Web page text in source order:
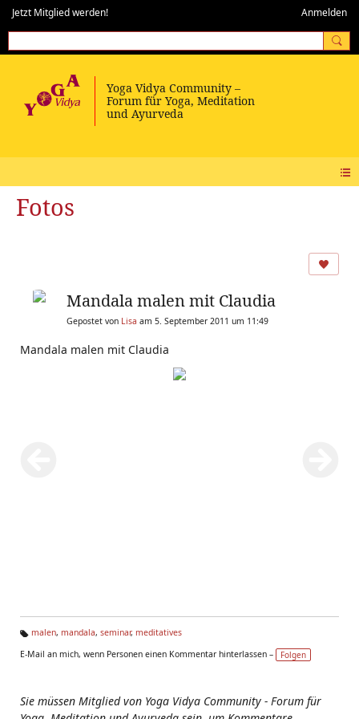
Jetzt Mitglied werden! Anmelden
Fotos
Mandala malen mit Claudia
Gepostet von Lisa am 5. September 2011 um 11:49
Mandala malen mit Claudia
g
malen, mandala, seminar, meditatives
E-Mail an mich, wenn Personen einen Kommentar hinterlassen –
Folgen
Sie müssen Mitglied von Yoga Vidya Community - Forum für